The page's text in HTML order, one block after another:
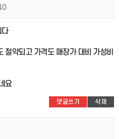
다
절약되고 가격도 매장가 대비 가성비
요
댓글쓰기 삭제